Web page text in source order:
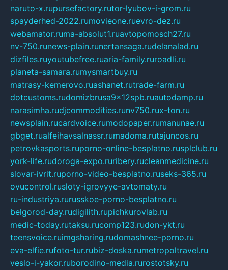
naruto-x.rupursefactory.rutor-lyubov-i-grom.ru
spayderhed-2022.rumovieone.ruevro-dez.ru
webamator.ruma-absolut1.ruavtopomosch27.ru
nv-750.runews-plain.runertansaga.rudelanalad.ru
dizfiles.ruyoutubefree.ruaria-family.ruroadli.ru
planeta-samara.rumysmartbuy.ru
matrasy-kemerovo.ruashanet.rutrade-farm.ru
dotcustoms.rudomizbrusa9x12spb.ruautodamp.ru
narasimha.rudjcommodities.runv750.rux-ton.ru
newsplain.rucardvoice.rumodopaper.rumanunae.ru
gbget.rualfeihavsalnassr.rumadoma.rutajuncos.ru
petrovkasports.ruporno-online-besplatno.rusplclub.ru
york-life.rudoroga-expo.ruribery.rucleanmedicine.ru
slovar-ivrit.ruporno-video-besplatno.ruseks-365.ru
ovucontrol.rusloty-igrovyye-avtomaty.ru
ru-industriya.rurusskoe-porno-besplatno.ru
belgorod-day.rudigilith.rupichkurovlab.ru
medic-today.rutaksu.rucomp123.rudon-ykt.ru
teensvoice.ruimgsharing.rudomashnee-porno.ru
eva-elfie.rufoto-tur.rubiz-doska.rumetropoltravel.ru
veslo-i-yakor.ruborodino-media.rurostotsky.ru